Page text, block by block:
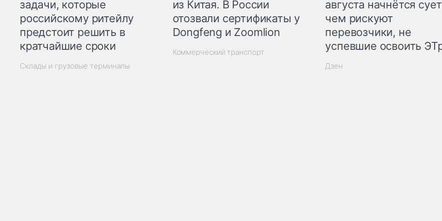
задачи, которые
российскому ритейлу
предстоит решить в
кратчайшие сроки
Склады и грузовые терминалы
из Китая. В России
отозвали сертификаты у
Dongfeng и Zoomlion
Коммерческий транспорт
августа начнётся
чем рискуют
перевозчики, не
успевшие освоить
Дзен